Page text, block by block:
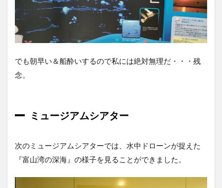
でも朝早い＆船酔いするので私には絶対無理だ・・・残
念。
ミュージアムシアター
次のミュージアムシアターでは、水中ドローンが捉えた
『富山湾の深海』の様子を見ることができました。